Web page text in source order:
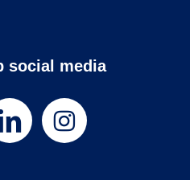
social media